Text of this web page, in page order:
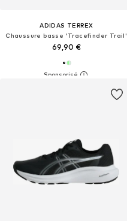
ADIDAS TERREX
Chaussure basse 'Tracefinder Trail'
69,90 €